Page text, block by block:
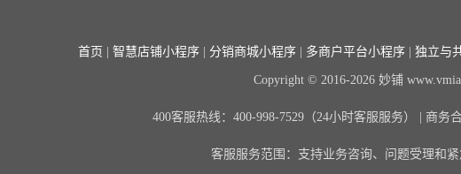
首页 智慧店铺小程序 分销商城小程序 多商户平台小程序 独立与
Copyright © 2016-2026 妙铺
400客服热线：400-998-7529（24小时客服服务） | 商
客服服务范围：支持业务咨询、问题受理和